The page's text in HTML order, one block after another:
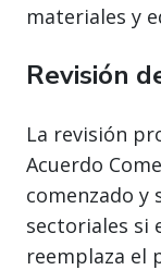
materiales y
Revisión
La revisión
Acuerdo
comenzado y
sectoriales si
reemplaza el